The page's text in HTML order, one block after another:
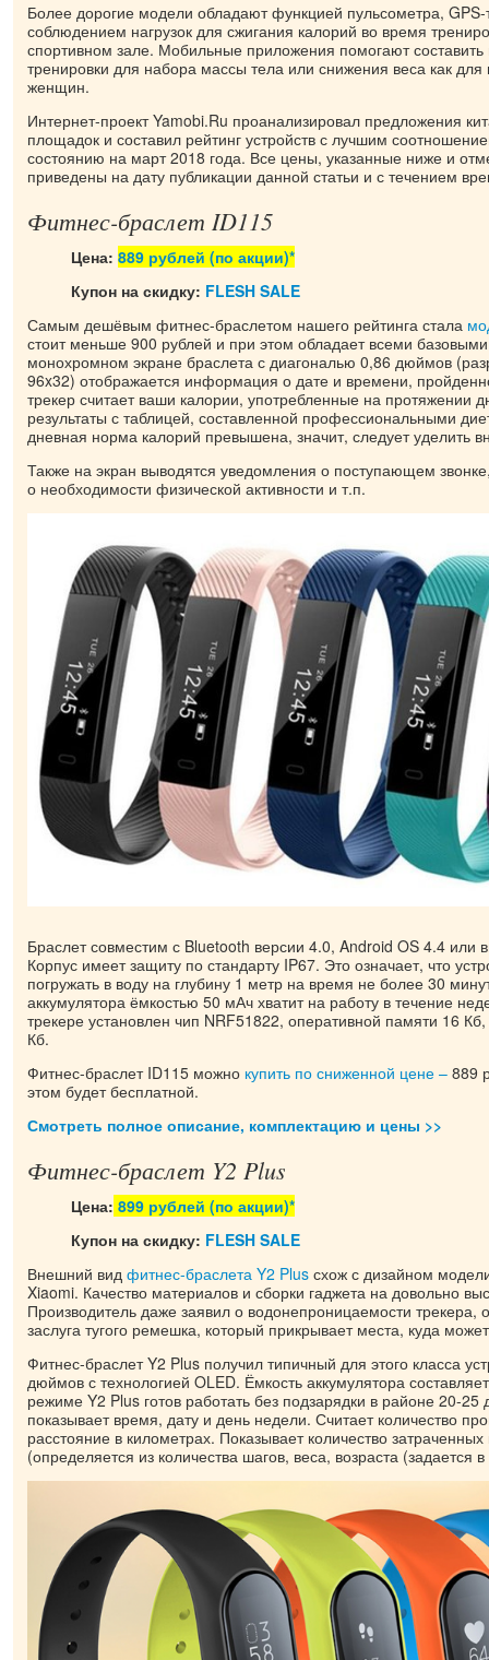
Более дорогие модели обладают функцией пульсометра, GPS-
соблюдением нагрузок для сжигания калорий во время
спортивном зале. Мобильные приложения помогают
тренировки для набора массы тела или снижения веса как
женщин.
Интернет-проект Yamobi.Ru проанализировал предложения
площадок и составил рейтинг устройств с лучшим
состоянию на март 2018 года. Все цены, указанные ниже и
приведены на дату публикации данной статьи и с течением
Фитнес-браслет ID115
Цена: 889 рублей (по акции)*
Купон на скидку: FLESH SALE
Самым дешёвым фитнес-браслетом нашего рейтинга стала
стоит меньше 900 рублей и при этом обладает всеми
монохромном экране браслета с диагональю 0,86 дюймов
96x32) отображается информация о дате и времени,
трекер считает ваши калории, употребленные на протяжении
результаты с таблицей, составленной профессиональными
дневная норма калорий превышена, значит, следует уделить
Также на экран выводятся уведомления о поступающем
о необходимости физической активности и т.п.
Браслет совместим с Bluetooth версии 4.0, Android OS 4.4
Корпус имеет защиту по стандарту IP67. Это означает, что
погружать в воду на глубину 1 метр на время не более 30
аккумулятора ёмкостью 50 мАч хватит на работу в течение
трекере установлен чип NRF51822, оперативной памяти 16
Кб.
Фитнес-браслет ID115 можно купить по сниженной цене – 889
этом будет бесплатной.
Смотреть полное описание, комплектацию и цены >>
Фитнес-браслет Y2 Plus
Цена: 899 рублей (по акции)*
Купон на скидку: FLESH SALE
Внешний вид фитнес-браслета Y2 Plus схож с дизайном
Xiaomi. Качество материалов и сборки гаджета на довольно
Производитель даже заявил о водонепроницаемости трекера,
заслуга тугого ремешка, который прикрывает места, куда
Фитнес-браслет Y2 Plus получил типичный для этого класса
дюймов с технологией OLED. Ёмкость аккумулятора
режиме Y2 Plus готов работать без подзарядки в районе 20-25
показывает время, дату и день недели. Считает количество
расстояние в километрах. Показывает количество
(определяется из количества шагов, веса, возраста (задается